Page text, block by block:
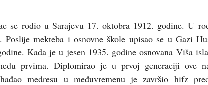
se rodio u Sarajevu 17. oktobra 1912. godine. U
Poslije mekteba i osnovne škole upisao se u Gazi
Kada je u jesen 1935. godine osnovana Viša
prvima. Diplomirao je u prvoj generaciji ove
medresu u međuvremenu je završio hifz